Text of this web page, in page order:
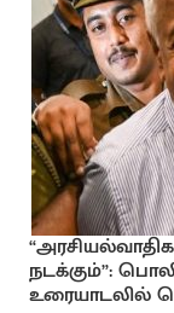
நடக்கும்”:
உரையாடலில்